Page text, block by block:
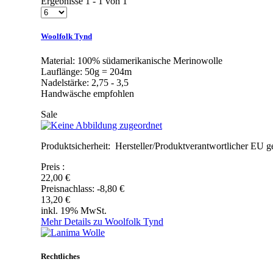
Woolfolk Tynd
Material: 100% südamerikanische Merinowolle
Lauflänge: 50g = 204m
Nadelstärke: 2,75 - 3,5
Handwäsche empfohlen
Sale
Produktsicherheit: Hersteller/Produktverantwortlicher EU
Preis :
22,00 €
Preisnachlass: -8,80 €
13,20 €
inkl. 19% MwSt.
Mehr Details zu Woolfolk Tynd
Rechtliches